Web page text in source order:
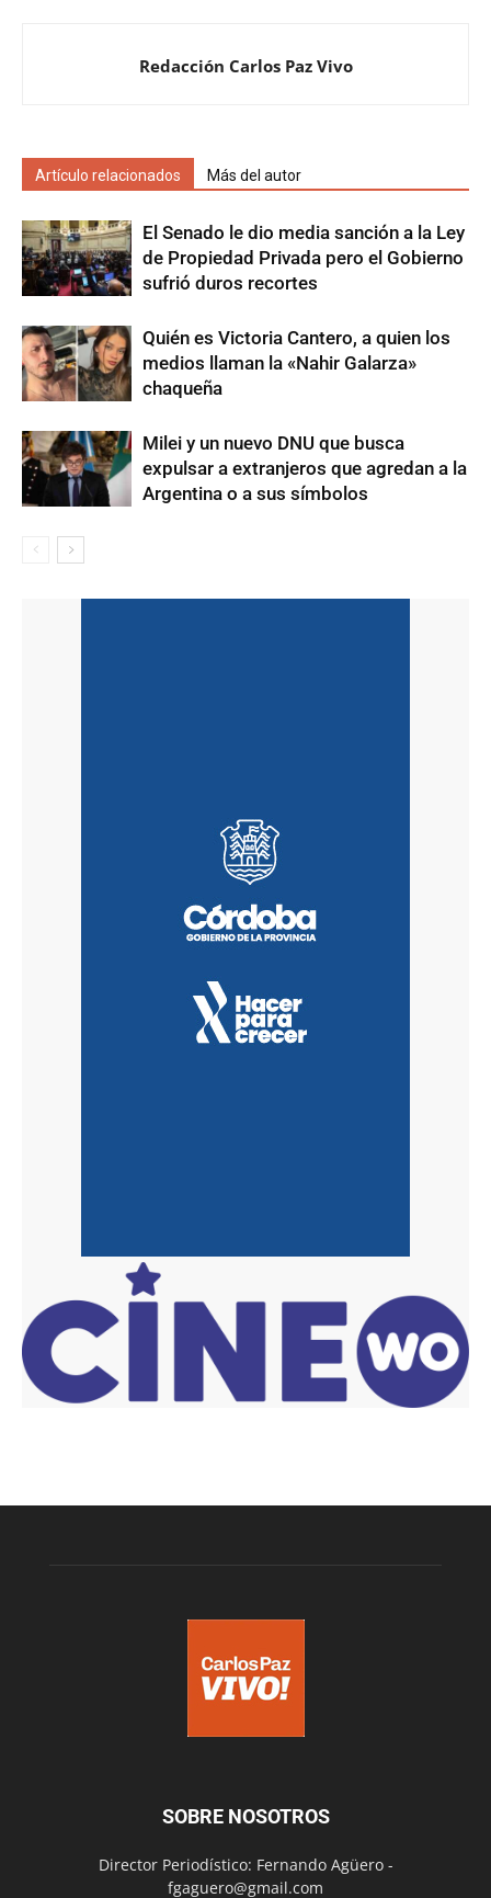
Redacción Carlos Paz Vivo
Artículo relacionados Más del autor
El Senado le dio media sanción a la Ley
de Propiedad Privada pero el Gobierno
sufrió duros recortes
Quién es Victoria Cantero, a quien los
medios llaman la «Nahir Galarza»
chaqueña
Milei y un nuevo DNU que busca
expulsar a extranjeros que agredan a la
Argentina o a sus símbolos
SOBRE NOSOTROS
Director Periodístico: Fernando Agüero -
fgaguero@gmail.com